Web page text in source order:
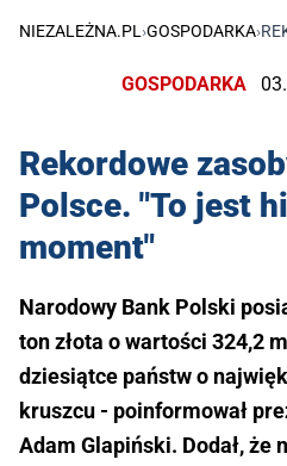
NIEZALEŻNA.PL ›GOSPODARKA›
GOSPODARKA
Rekordowe
Polsce. "To jest
moment"
Narodowy Bank Polski
ton złota o wartości 324,2
dziesiątce państw o
kruszcu - poinformował
Adam Glapiński. Dodał, że